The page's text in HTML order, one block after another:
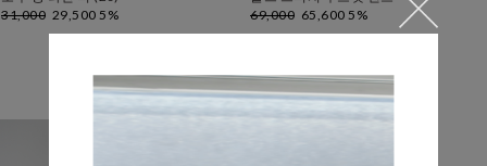
31,000 29,500 5%
69,000 65,600 5%